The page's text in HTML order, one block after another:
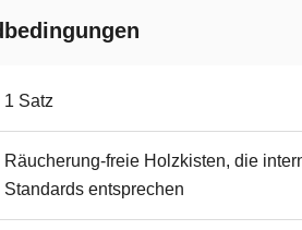
1 Satz
Räucherung-freie Holzkisten, die
Standards entsprechen